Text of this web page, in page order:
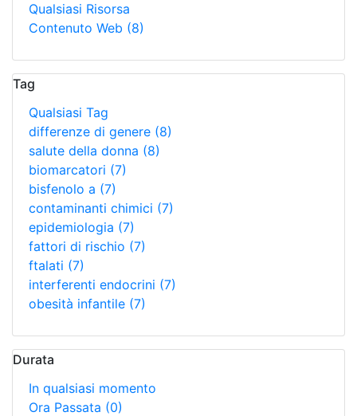
Qualsiasi Risorsa
Contenuto Web (8)
Tag
Qualsiasi Tag
differenze di genere (8)
salute della donna (8)
biomarcatori (7)
bisfenolo a (7)
contaminanti chimici (7)
epidemiologia (7)
fattori di rischio (7)
ftalati (7)
interferenti endocrini (7)
obesità infantile (7)
Durata
In qualsiasi momento
Ora Passata (0)